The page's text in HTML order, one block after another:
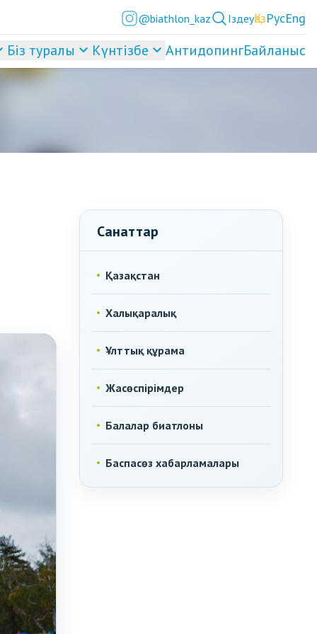
@biathlon_kaz ІздеуҚазРусEng
Біз туралы Күнтізбе АнтидопингБайланыс
Санаттар
Қазақстан
Халықаралық
Ұлттық құрама
Жасөспірімдер
Балалар биатлоны
Баспасөз хабарламалары